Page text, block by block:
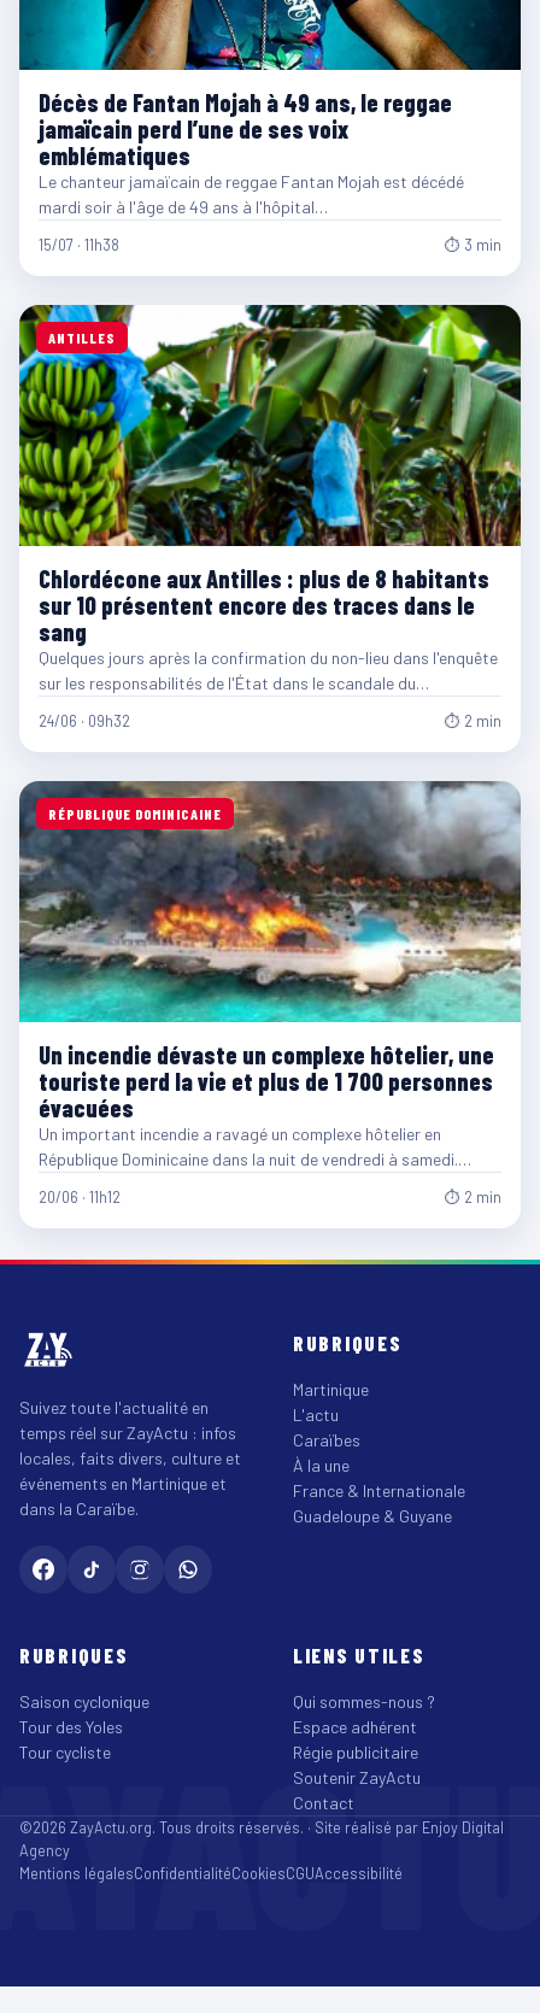
Décès de Fantan Mojah à 49 ans, le reggae
jamaïcain perd l’une de ses voix
emblématiques
Le chanteur jamaïcain de reggae Fantan Mojah est décédé
mardi soir à l'âge de 49 ans à l'hôpital…
15/07 · 11h38 ⏱ 3 min
ANTILLES
Chlordécone aux Antilles : plus de 8 habitants
sur 10 présentent encore des traces dans le
sang
Quelques jours après la confirmation du non-lieu dans l'enquête
sur les responsabilités de l'État dans le scandale du…
24/06 · 09h32 ⏱ 2 min
RÉPUBLIQUE DOMINICAINE
Un incendie dévaste un complexe hôtelier, une
touriste perd la vie et plus de 1 700 personnes
évacuées
Un important incendie a ravagé un complexe hôtelier en
République Dominicaine dans la nuit de vendredi à samedi.…
20/06 · 11h12 ⏱ 2 min
Suivez toute l'actualité en
temps réel sur ZayActu : infos
locales, faits divers, culture et
événements en Martinique et
dans la Caraïbe.
RUBRIQUES
Martinique
L'actu
Caraïbes
À la une
France & Internationale
Guadeloupe & Guyane
RUBRIQUES
Saison cyclonique
Tour des Yoles
Tour cycliste
LIENS UTILES
Qui sommes-nous ?
Espace adhérent
Régie publicitaire
Soutenir ZayActu
Contact
©2026 ZayActu.org. Tous droits réservés. · Site réalisé par Enjoy Digital
Agency
Mentions légalesConfidentialitéCookiesCGUAccessibilité